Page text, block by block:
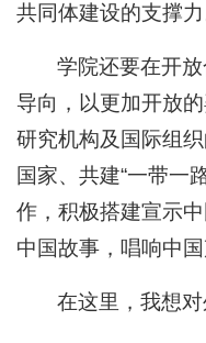
共同体建设的支撑力
学院还要在开
导向，以更加开放
研究机构及国际组
国家、共建“一带一
作，积极搭建宣示
中国故事，唱响中国
在这里，我想